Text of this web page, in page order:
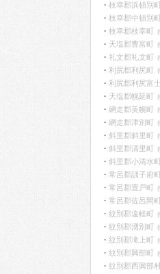
枝幸郡浜頓別町
枝幸郡中頓別町
枝幸郡枝幸町
天塩郡豊富町
礼文郡礼文町
利尻郡利尻町
利尻郡利尻富
天塩郡幌延町
網走郡美幌町
網走郡津別町
斜里郡斜里町
斜里郡清里町
斜里郡小清水町
常呂郡訓子府町
常呂郡置戸町
常呂郡佐呂間町
紋別郡遠軽町
紋別郡湧別町
紋別郡滝上町
紋別郡興部町
紋別郡西興部